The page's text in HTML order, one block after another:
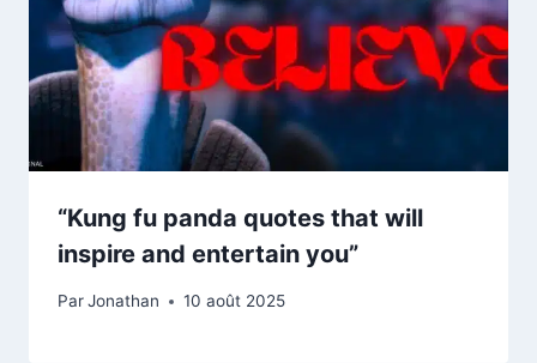
“Kung fu panda quotes that will
inspire and entertain you”
ParJonathan 10 août 2025